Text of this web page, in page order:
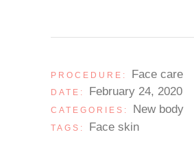
PROCEDURE: Face care
DATE: February 24, 2020
CATEGORIES: New body
TAGS: Face skin